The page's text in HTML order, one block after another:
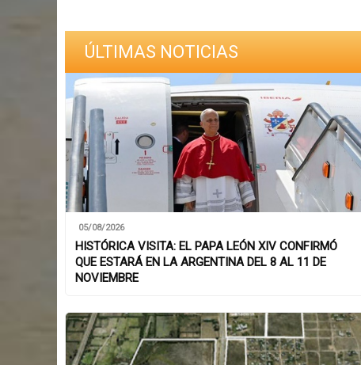
ÚLTIMAS NOTICIAS
05/08/2026
HISTÓRICA VISITA: EL PAPA LEÓN XIV CONFIRMÓ
QUE ESTARÁ EN LA ARGENTINA DEL 8 AL 11 DE
NOVIEMBRE